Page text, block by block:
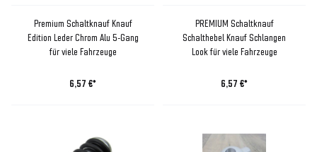
Premium Schaltknauf Knauf
Edition Leder Chrom Alu 5-Gang
für viele Fahrzeuge
6,57 €*
PREMIUM Schaltknauf
Schalthebel Knauf Schlangen
Look für viele Fahrzeuge
6,57 €*